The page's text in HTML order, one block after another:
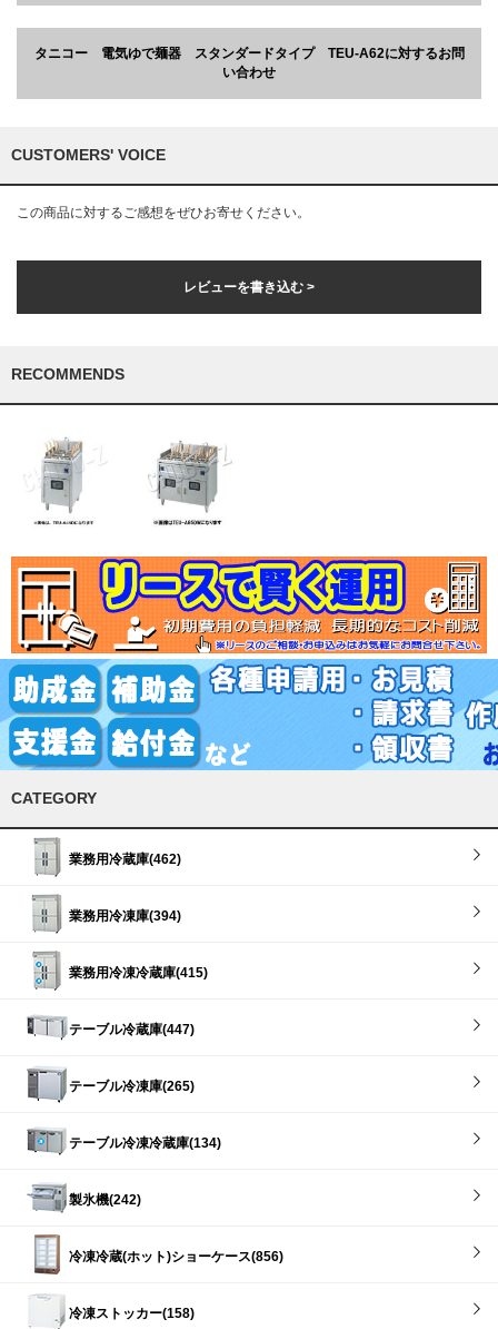
タニコー 電気ゆで麺器 スタンダードタイプ TEU-A62に対するお問
い合わせ
CUSTOMERS' VOICE
この商品に対するご感想をぜひお寄せください。
レビューを書き込む >
RECOMMENDS
CATEGORY
業務用冷蔵庫(462)
業務用冷凍庫(394)
業務用冷凍冷蔵庫(415)
テーブル冷蔵庫(447)
テーブル冷凍庫(265)
テーブル冷凍冷蔵庫(134)
製氷機(242)
冷凍冷蔵(ホット)ショーケース(856)
冷凍ストッカー(158)